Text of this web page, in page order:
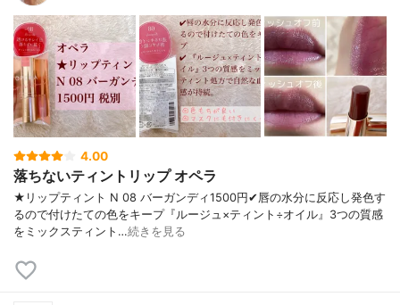
4.00
落ちないティントリップ オペラ
★リップティント N 08 バーガンディ1500円✔︎唇の水分に反応し発色す
るので付けたての色をキープ『ルージュ×ティント÷オイル』3つの質感
をミックスティント…続きを見る